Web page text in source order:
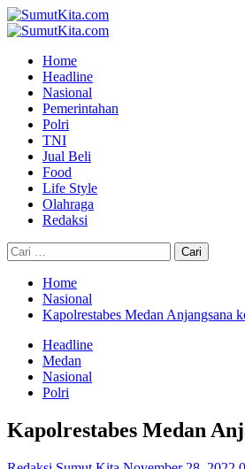
Skip
to
Primary
Home
Headline
Nasional
Pemerintahan
Polri
TNI
Jual Beli
Food
Life Style
Olahraga
Redaksi
Cari
untuk:
Home
Nasional
Kapolrestabes Medan Anjangsana
Headline
Medan
Nasional
Polri
Kapolrestabes Medan